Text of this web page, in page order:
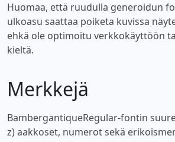
Huomaa, että ruudulla generoidun
ulkoasu saattaa poiketa kuvissa
ehkä ole optimoitu verkkokäyttöön
kieltä.
Merkkejä
BambergantiqueRegular-fontin
z) aakkoset, numerot sekä